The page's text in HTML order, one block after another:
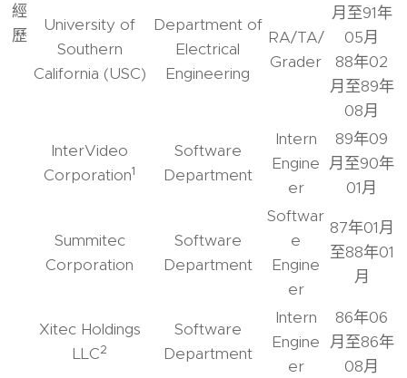
經
歷
University of
Southern
California (USC)
Department of
Electrical
Engineering
RA/TA/
Grader
月至91年
05月
88年02
月至89年
08月
InterVideo
Corporation1
Software
Department
Intern
Engine
er
89年09
月至90年
01月
Summitec
Corporation
Software
Department
Softwar
e
Engine
er
87年01月
至88年01
月
Xitec Holdings
LLC2
Software
Department
Intern
Engine
er
86年06
月至86年
08月